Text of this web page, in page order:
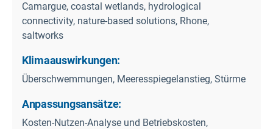
Camargue, coastal wetlands, hydrological
connectivity, nature-based solutions, Rhone,
saltworks
Klimaauswirkungen:
Überschwemmungen, Meeresspiegelanstieg, Stürme
Anpassungsansätze:
Kosten-Nutzen-Analyse und Betriebskosten,